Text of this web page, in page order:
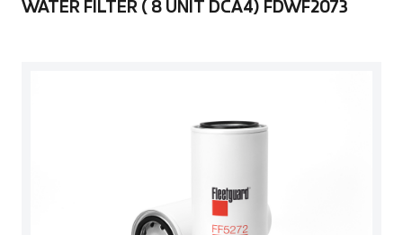
WATER FILTER ( 8 UNIT DCA4) FDWF2073